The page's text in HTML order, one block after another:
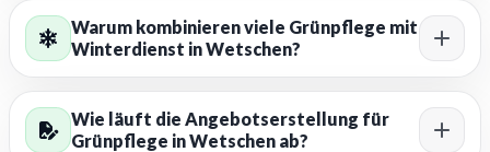
Warum kombinieren viele Grünpflege mit
Winterdienst in Wetschen?
Wie läuft die Angebotserstellung für
Grünpflege in Wetschen ab?